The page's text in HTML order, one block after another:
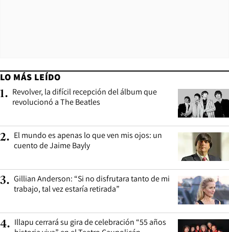
LO MÁS LEÍDO
1. Revolver, la difícil recepción del álbum que
revolucionó a The Beatles
2. El mundo es apenas lo que ven mis ojos: un
cuento de Jaime Bayly
3. Gillian Anderson: “Si no disfrutara tanto de mi
trabajo, tal vez estaría retirada”
4. Illapu cerrará su gira de celebración “55 años